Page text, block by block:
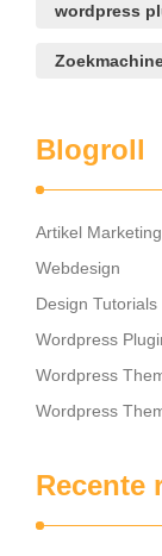
wordpress
Blogroll
Artikel Marketing
Webdesign
Design Tutorials
Wordpress
Wordpress
Wordpress
Recente